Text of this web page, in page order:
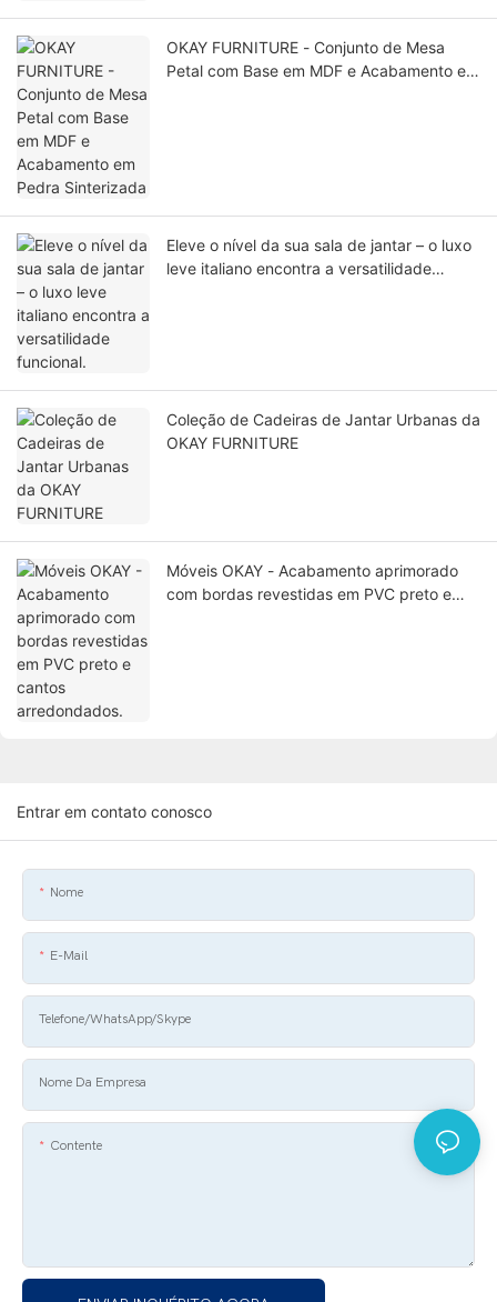
OKAY FURNITURE - Conjunto de Mesa
Petal com Base em MDF e Acabamento em
Eleve o nível da sua sala de jantar – o luxo
leve italiano encontra a versatilidade
Coleção de Cadeiras de Jantar Urbanas da
OKAY FURNITURE
Móveis OKAY - Acabamento aprimorado
com bordas revestidas em PVC preto e
Entrar em contato conosco
Nome
E-Mail
Telefone/WhatsApp/Skype
Nome Da Empresa
Contente